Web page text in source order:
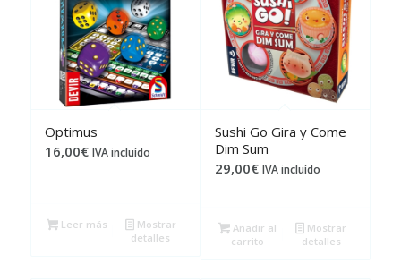
Optimus
16,00€ IVA incluído
Leer más
Mostrar
detalles
Sushi Go Gira y Come
Dim Sum
29,00€ IVA incluído
Añadir al
carrito
Mostrar
detalles